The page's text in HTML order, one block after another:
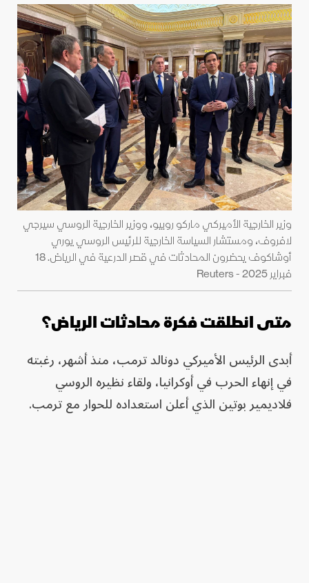
وزير الخارجية الأميركي ماركو روبيو، ووزير الخارجية الروسي سيرجي
لافروف، ومستشار السياسة الخارجية للرئيس الروسي يوري
أوشاكوف يحضرون المحادثات في قصر الدرعية في الرياض. 18
فبراير 2025 - Reuters
متى انطلقت فكرة محادثات الرياض؟
أبدى الرئيس الأميركي دونالد ترمب، منذ أشهر، رغبته
في إنهاء الحرب في أوكرانيا، ولقاء نظيره الروسي
فلاديمير بوتين الذي أعلن استعداده للحوار مع ترمب.